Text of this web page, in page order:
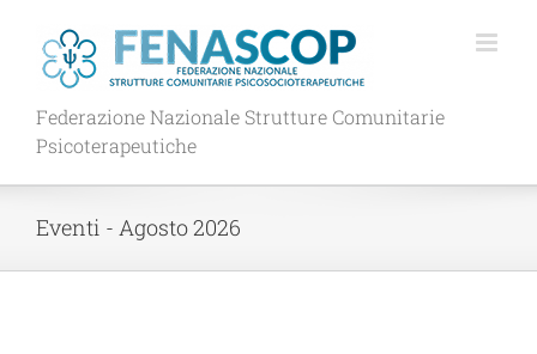
contenuto
Federazione Nazionale Strutture Comunitarie
Psicoterapeutiche
Eventi - Agosto 2026